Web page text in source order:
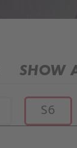
SHOW
S6